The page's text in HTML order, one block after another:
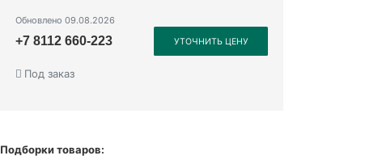
Обновлено 09.08.2026
+7 8112 660-223 УТОЧНИТЬ ЦЕНУ
Под заказ
Подборки товаров: